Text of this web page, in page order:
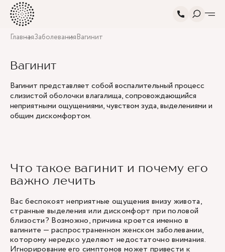
ГлавнаяЗаболеванияВагинит
Вагинит
Вагинит представляет собой воспалительный процесс
слизистой оболочки влагалища, сопровождающийся
неприятными ощущениями, чувством зуда, выделениями и
общим дискомфортом.
Что такое вагинит и почему его
важно лечить
Вас беспокоят неприятные ощущения внизу живота,
странные выделения или дискомфорт при половой
близости? Возможно, причина кроется именно в
вагините — распространенном женском заболевании,
которому нередко уделяют недостаточно внимания.
Игнорирование его симптомов может привести к